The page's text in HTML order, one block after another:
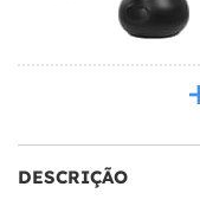
DESCRIÇÃO